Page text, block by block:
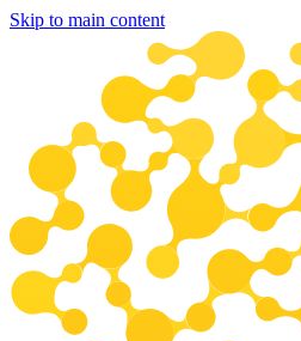
Skip to main content